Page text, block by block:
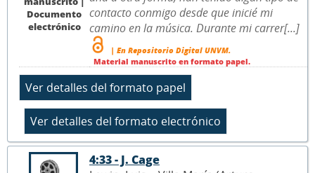
Documento
electrónico
contacto conmigo desde que inicié mi
camino en la música. Durante mi carrer[...]
| En Repositorio Digital UNVM.
Material manuscrito en formato papel.
4:33 - J. Cage